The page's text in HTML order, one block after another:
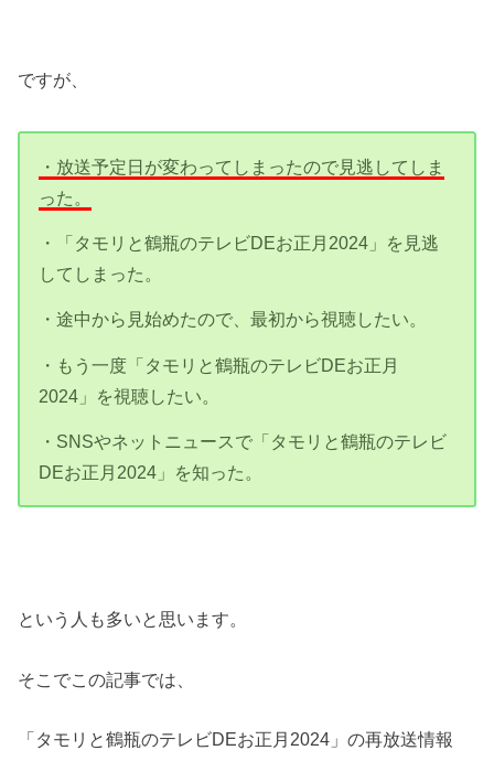
ですが、
・放送予定日が変わってしまったので見逃してしま
った。
・「タモリと鶴瓶のテレビDEお正月2024」を見逃
してしまった。
・途中から見始めたので、最初から視聴したい。
・もう一度「タモリと鶴瓶のテレビDEお正月
2024」を視聴したい。
・SNSやネットニュースで「タモリと鶴瓶のテレビ
DEお正月2024」を知った。
という人も多いと思います。
そこでこの記事では、
「タモリと鶴瓶のテレビDEお正月2024」の再放送情報